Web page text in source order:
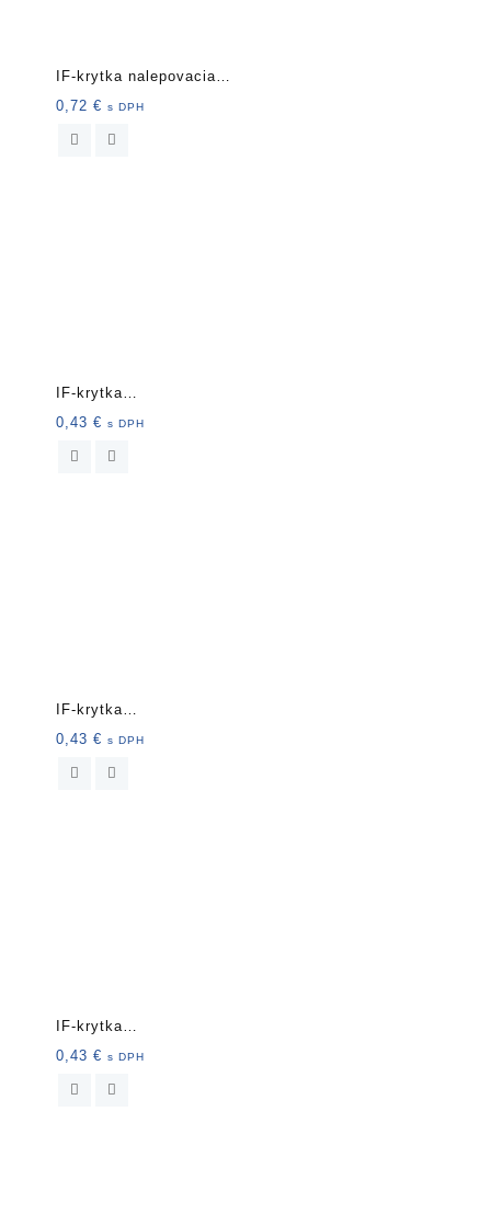
IF-krytka nalepovacia
20mm 15 ks 9876 sl
0,72 € s DPH
IF-krytka
nalepovacia13mm 20ks
11164 bie
0,43 € s DPH
IF-krytka
nalepovacia13mm 20ks
18052 kré
0,43 € s DPH
IF-krytka
nalepovacia13mm 20ks
4832 dub
0,43 € s DPH